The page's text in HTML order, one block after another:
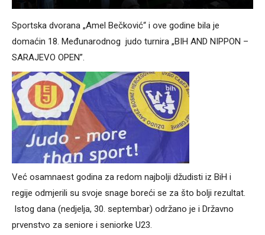
Sportska dvorana „Amel Bečković“ i ove godine bila je
domaćin 18. Međunarodnog judo turnira „BIH AND NIPPON –
SARAJEVO OPEN”.
Već osamnaest godina za redom najbolji džudisti iz BiH i
regije odmjerili su svoje snage boreći se za što bolji rezultat.
Istog dana (nedjelja, 30. septembar) održano je i Državno
prvenstvo za seniore i seniorke U23.